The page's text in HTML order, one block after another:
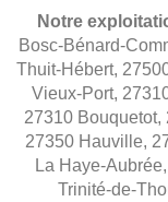
Notre
Bosc-Bénard-
Thuit-Hébert,
Vieux-Port,
27310 Bouquetot,
27350 Hauville,
La Haye-
Trinité-de-